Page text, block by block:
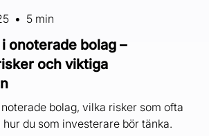
• 5 min
onoterade bolag –
och viktiga
bolag, vilka risker som ofta
du som investerare bör tänka.